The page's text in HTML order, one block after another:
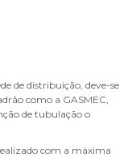
de distribuição, deve-se
como a GASMEC,
de tubulação o
com a máxima